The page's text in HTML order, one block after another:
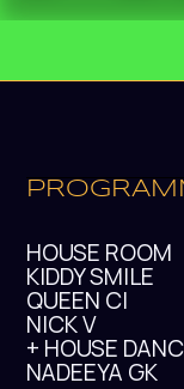
HOUSE ROOM
KIDDY SMILE
QUEEN CI
NICK V
+ HOUSE
NADEEYA GK